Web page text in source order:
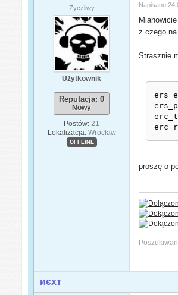
Życzliwy
Użytkownik
Reputacja: 0
Nowy
Postów: 21
Lokalizacja: Wrocław
OFFLINE
Napisano
z czego
Strasznie
proszę o
иєxт